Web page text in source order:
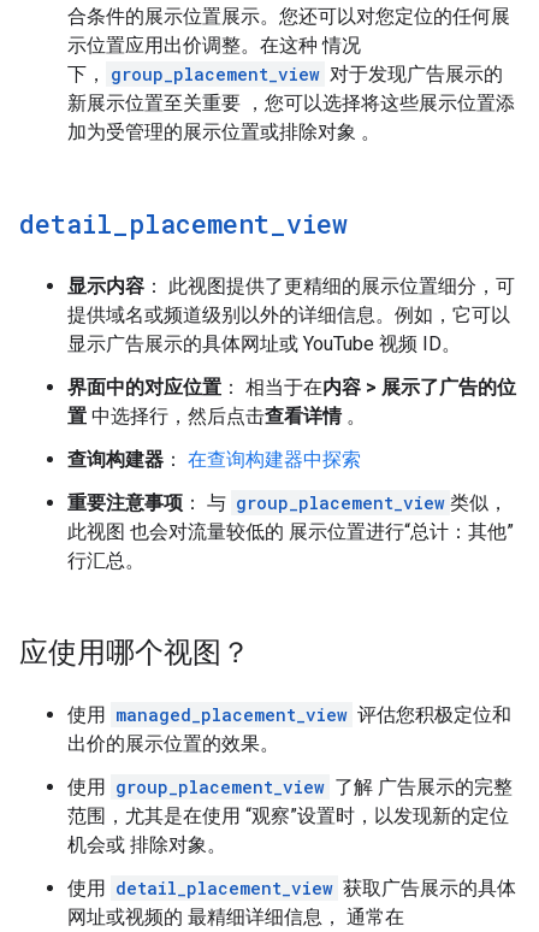
合条件的展示位置展示。您还可以对您定位的任何展
示位置应用出价调整。在这种 情况
下，
group_placement_view 对于发现广告展示的
新展示位置至关重要 ，您可以选择将这些展示位置添
加为受管理的展示位置或排除对象 。
detail placement view
显示内容 ： 此视图提供了更精细的展示位置细分，可
提供域名或频道级别以外的详细信息。例如，它可以
显示广告展示的具体网址或 YouTube 视频 ID。
界面中的对应位置 ： 相当于在内容 > 展示了广告的位
置 中选择行，然后点击查看详情。
查询构建器 ： 在查询构建器中探索
重要注意事项 ： 与 group_placement_view 类似，
此视图 也会对流量较低的 展示位置进行“总计：其他”
行汇总。
应使用哪个视图？
使用 managed_placement_view 评估您积极定位和
出价的展示位置的效果。
使用 group_placement_view 了解 广告展示的完整
范围，尤其是在使用 “观察”设置时，以发现新的定位
机会或 排除对象。
使用 detail_placement_view 获取广告展示的具体
网址或视频的 最精细详细信息， 通常在